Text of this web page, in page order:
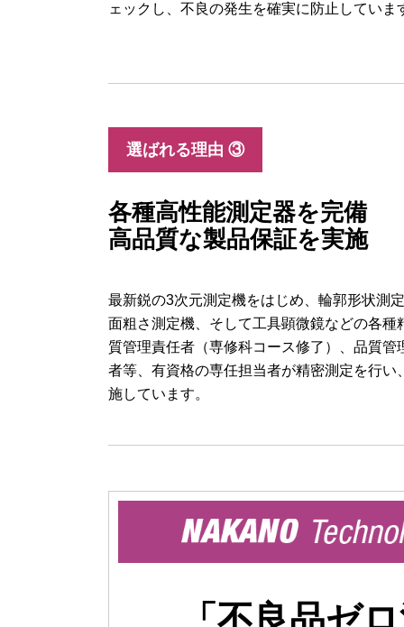
ェックし、不良の発生を確実に防止していま
選ばれる理由 ③
各種高性能測定器を完備
高品質な製品保証を実施
最新鋭の3次元測定機をはじめ、輪郭形状測
面粗さ測定機、そして工具顕微鏡などの各種
質管理責任者（専修科コース修了）、品質管
者等、有資格の専任担当者が精密測定を行い
施しています。
「不良品ゼ